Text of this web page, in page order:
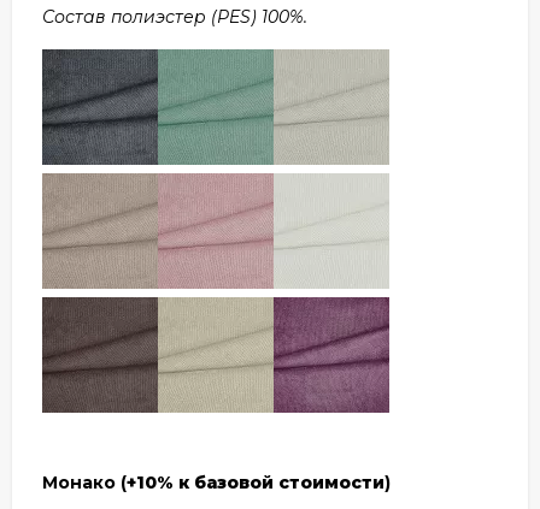
Состав полиэстер (PES) 100%.
Монако (+10% к базовой стоимости)